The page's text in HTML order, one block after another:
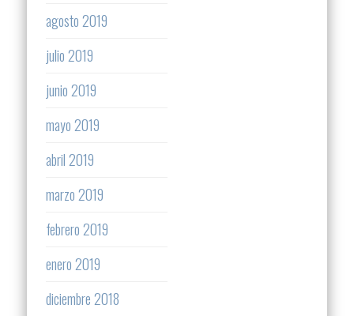
agosto 2019
julio 2019
junio 2019
mayo 2019
abril 2019
marzo 2019
febrero 2019
enero 2019
diciembre 2018